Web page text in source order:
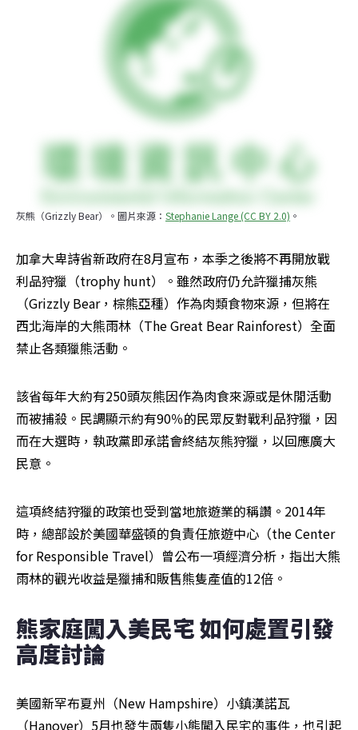
灰熊（Grizzly Bear）。圖片來源： Stephanie Lange (CC BY 2.0) 。
加拿大卑詩省新政府在8月宣布，本季之後將不再開放戰
利品狩獵（trophy hunt）。雖然政府仍允許獵捕灰熊
（Grizzly Bear，棕熊亞種）作為肉類食物來源，但將在
西北海岸的大熊雨林（The Great Bear Rainforest）全面
禁止各類獵熊活動。
該省每年大約有250頭灰熊因作為肉食來源或是休閒活動
而被捕殺。民調顯示約有90％的民眾反對戰利品狩獵，因
而在大選時，執政黨即承諾會終結灰熊狩獵，以回應廣大
民意。
這項終結狩獵的政策也受到當地旅遊業的稱讚。2014年
時，總部設於美國華盛頓的負責任旅遊中心（the Center
for Responsible Travel）曾公布一項經濟分析，指出大熊
雨林的觀光收益是獵捕和販售熊隻產值的12倍。
熊家庭闖入美民宅 如何處置引發
高度討論
美國新罕布夏州（New Hampshire）小鎮漢諾瓦
（Hanover）5月也發生兩隻小熊闖入民宅的事件，也引起